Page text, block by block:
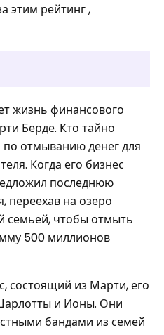
этим рейтинг ,
жизнь финансового
Берде. Кто тайно
отмыванию денег для
Когда его бизнес
последнюю
переехав на озеро
семьей, чтобы отмыть
500 миллионов
состоящий из Марти, его
и Ионы. Они
бандами из семей